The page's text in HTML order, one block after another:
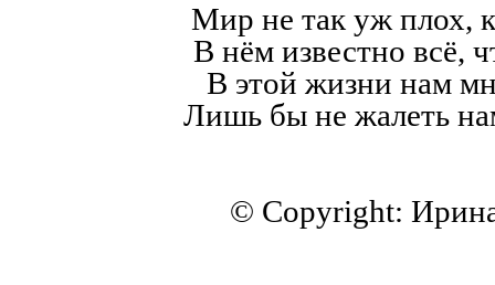
Мир не так уж плох,
В нём известно всё,
В этой жизни нам
Лишь бы не жалеть
© Copyright: